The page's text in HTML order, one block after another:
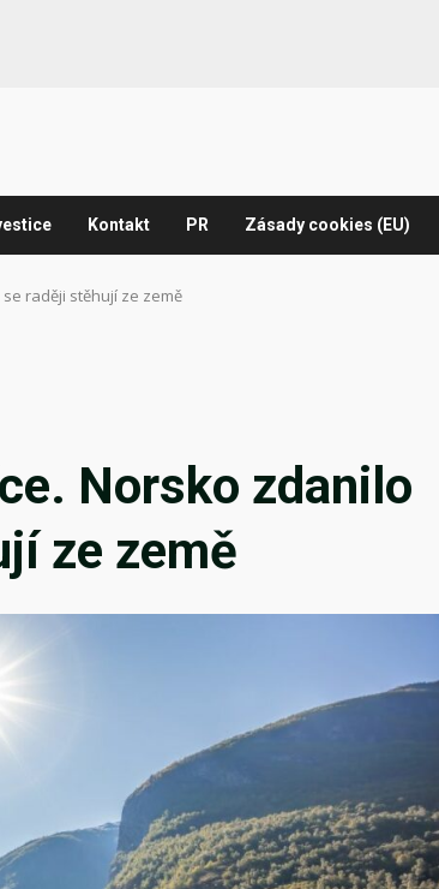
Kontakt PR Zásady cookies (EU)
raději stěhují ze země
Norsko zdanilo
ze země